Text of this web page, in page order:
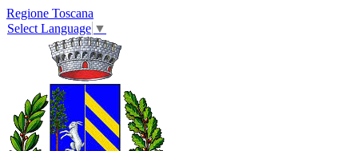
Regione Toscana
Select Language ▼